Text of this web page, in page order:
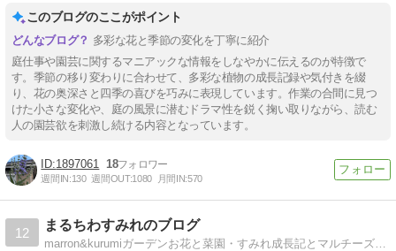
このブログのここがポイント
多彩な花と季節の変化を丁寧に紹介
庭仕事や園芸に関するマニアックな情報をしなやかに伝えるのが特徴で
す。季節の移り変わりに合わせて、多彩な植物の成長記録や気付きを綴
り、花の奥深さと四季の喜びを巧みに表現しています。作業の合間に見つ
けた小さな変化や、庭の風景に潜むドラマ性を鋭く掬い取りながら、読む
人の園芸欲を刺激し続ける内容となっています。
1897061 18
週間IN:130 週間OUT:1080 月間IN:570
12
まるちわすみれのブログ
marron&kurumiガーデンお花と菜園・すみれ成長記とマルチーズ・シーズの４ワンズ達